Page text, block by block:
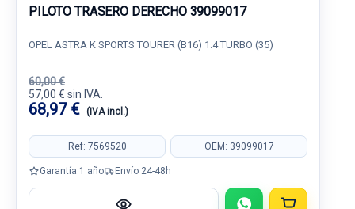
PILOTO TRASERO DERECHO 39099017
OPEL ASTRA K SPORTS TOURER (B16) 1.4 TURBO (35)
60,00 €
57,00 € sin IVA.
68,97 € (IVA incl.)
Ref: 7569520 OEM: 39099017
Garantía 1 año Envío 24-48h